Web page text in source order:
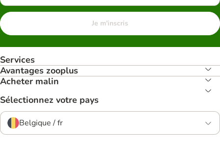
Je m'inscris
Services
Avantages zooplus
Acheter malin
Sélectionnez votre pays
Belgique / fr